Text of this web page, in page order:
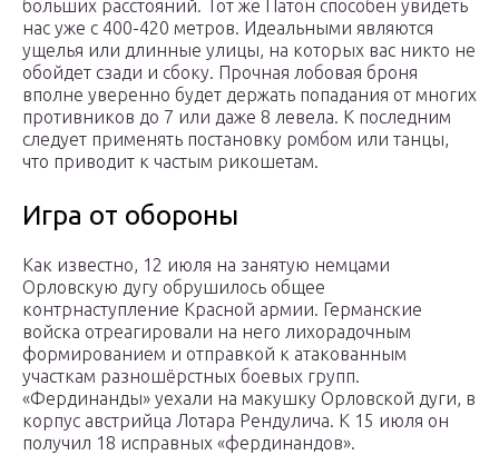
больших расстояний. Тот же Патон способен увидеть
нас уже с 400-420 метров. Идеальными являются
ущелья или длинные улицы, на которых вас никто не
обойдет сзади и сбоку. Прочная лобовая броня
вполне уверенно будет держать попадания от многих
противников до 7 или даже 8 левела. К последним
следует применять постановку ромбом или танцы,
что приводит к частым рикошетам.
Игра от обороны
Как известно, 12 июля на занятую немцами
Орловскую дугу обрушилось общее
контрнаступление Красной армии. Германские
войска отреагировали на него лихорадочным
формированием и отправкой к атакованным
участкам разношёрстных боевых групп.
«Фердинанды» уехали на макушку Орловской дуги, в
корпус австрийца Лотара Рендулича. К 15 июля он
получил 18 исправных «фердинандов».